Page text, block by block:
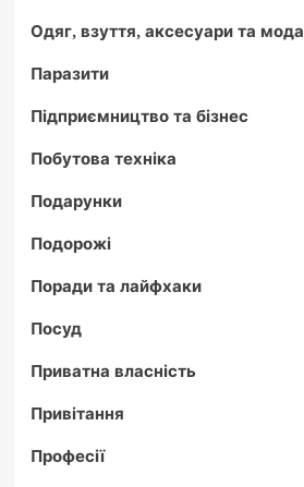
Одяг, взуття, аксесуари та мода
Паразити
Підприємництво та бізнес
Побутова техніка
Подарунки
Подорожі
Поради та лайфхаки
Посуд
Приватна власність
Привітання
Професії